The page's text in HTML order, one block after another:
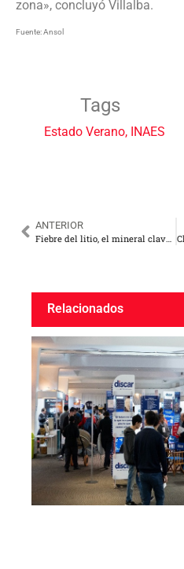
zona», concluyó Villalba.
Fuente: Ansol
Tags
Estado Verano, INAES
ANTERIOR
Relacionados